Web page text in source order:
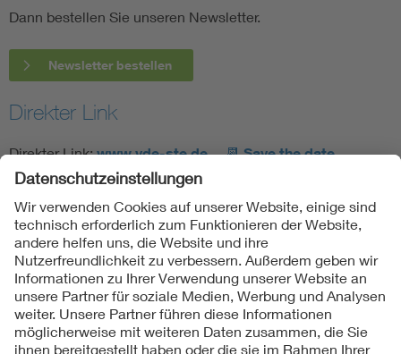
Dann bestellen Sie unseren Newsletter.
Newsletter bestellen
Direkter Link
Direkter Link:www.vde-ste.de 📆Save the date
Folgen Sie uns